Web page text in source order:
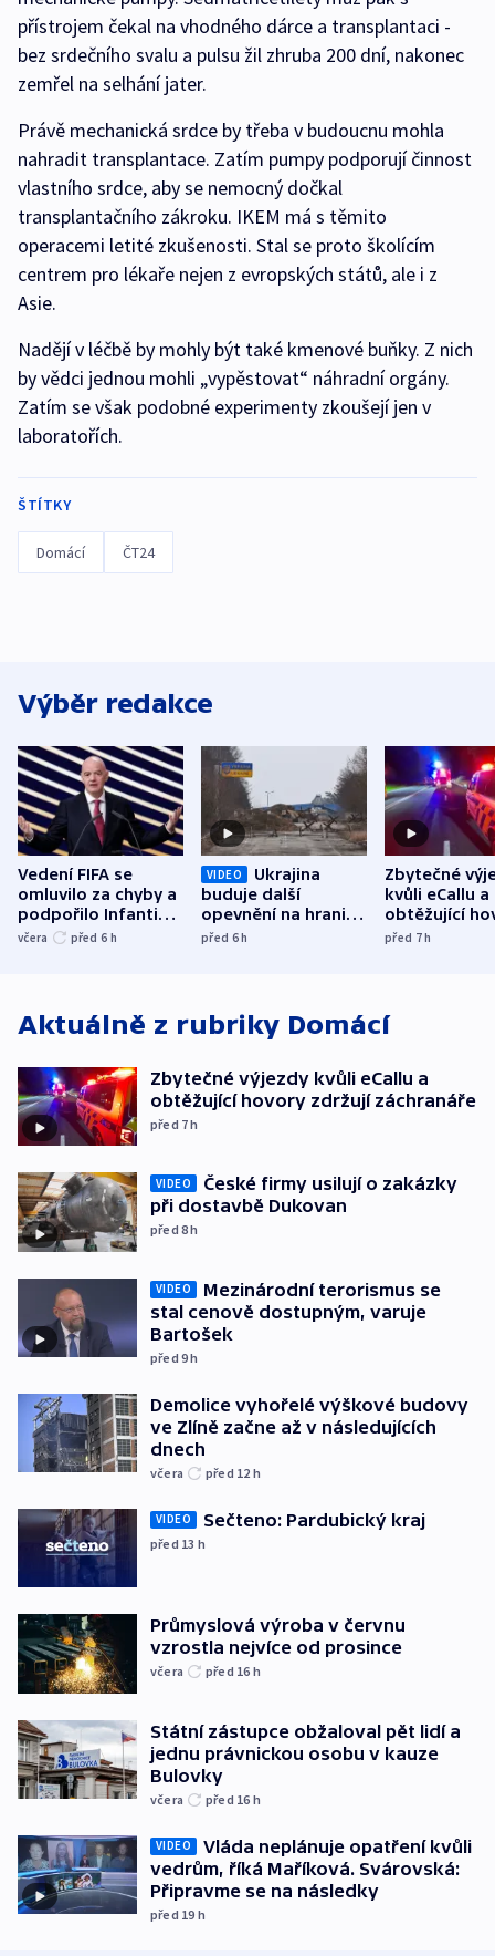
přístrojem čekal na vhodného dárce a transplantaci -
bez srdečního svalu a pulsu žil zhruba 200 dní, nakonec
zemřel na selhání jater.
Právě mechanická srdce by třeba v budoucnu mohla
nahradit transplantace. Zatím pumpy podporují činnost
vlastního srdce, aby se nemocný dočkal
transplantačního zákroku. IKEM má s těmito
operacemi letité zkušenosti. Stal se proto školícím
centrem pro lékaře nejen z evropských států, ale i z
Asie.
Nadějí v léčbě by mohly být také kmenové buňky. Z nich
by vědci jednou mohli „vypěstovat“ náhradní orgány.
Zatím se však podobné experimenty zkoušejí jen v
laboratořích.
ŠTÍTKY
Domácí ČT24
Výběr redakce
Vedení FIFA se
omluvilo za chyby a
podpořilo Infantina.
UEFA trvá na
včera před 6 h
VIDEO
Ukrajina
buduje další
opevnění na hranici
s Běloruskem
před 6h
Zbytečné
kvůli eCallu a
obtěžující
zdržují
před 7h
Aktuálně z rubriky Domácí
Zbytečné výjezdy kvůli eCallu a
obtěžující hovory zdržují záchranáře
před 7h
VIDEO
České firmy usilují o zakázky
při dostavbě Dukovan
před 8h
VIDEO
Mezinárodní terorismus se
stal cenově dostupným, varuje
Bartošek
před 9h
Demolice vyhořelé výškové budovy
ve Zlíně začne až v následujících
dnech
včera před 12 h
VIDEO Sečteno: Pardubický kraj
před 13 h
Průmyslová výroba v červnu
vzrostla nejvíce od prosince
včera před 16 h
Státní zástupce obžaloval pět lidí a
jednu právnickou osobu v kauze
Bulovky
včera před 16 h
VIDEO
Vláda neplánuje opatření kvůli
vedrům, říká Maříková. Svárovská:
Připravme se na následky
před 19 h